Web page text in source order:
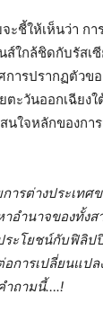
ะชี้ให้เห็นว่า ก
ใกล้ชิดกับรัสเ
ารปรากฏตัวข
ตะวันออกเฉียง
ใจหลักของกา
ารต่างประเท
อำนาจของทั้งส
ระโยชน์กับฟิลิ
การเปลี่ยนแปล
ำถามนี้….!